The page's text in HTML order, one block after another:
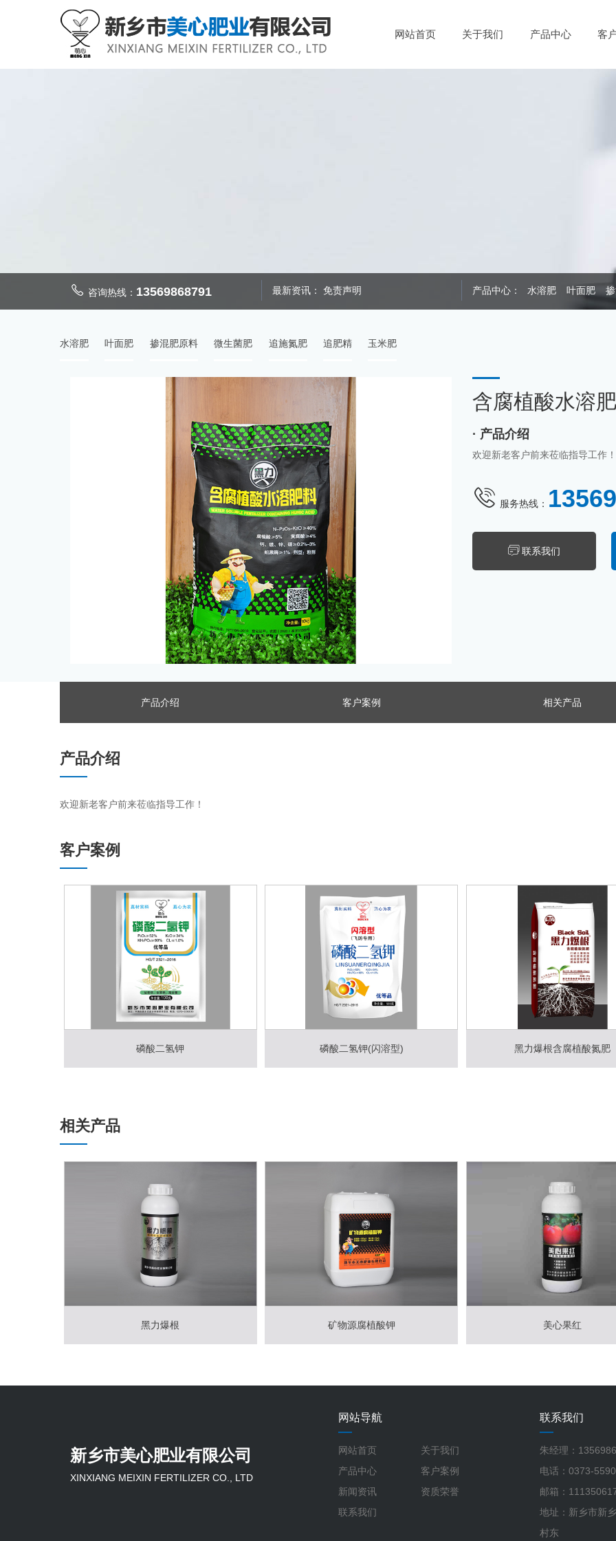
网站首页 关于我们 产品中心 客
咨询热线： 13569868791 最新资讯： 免责声明 产品中心： 水溶肥 叶面肥
水溶肥 叶面肥 掺混肥原料 微生菌肥 追施氮肥 追肥精 玉米肥
含腐植酸水溶
· 产品介绍
欢迎新老客户前来莅临指导工作
服务热线：
联系我们
产品介绍 客户案例 相关产品
产品介绍
欢迎新老客户前来莅临指导工作！
客户案例
磷酸二氢钾 磷酸二氢钾(闪溶型) 黑力爆根含腐植酸氮肥
相关产品
黑力爆根 矿物源腐植酸钾 美心果红
新乡市美心肥业有限公司
XINXIANG MEIXIN FERTILIZER CO., LTD
网站导航
网站首页
关于我们
产品中心
客户案例
新闻资讯
资质荣誉
联系我们
联系我们
朱经理：
电话：0373-
邮箱：
地址：新乡市新
村东